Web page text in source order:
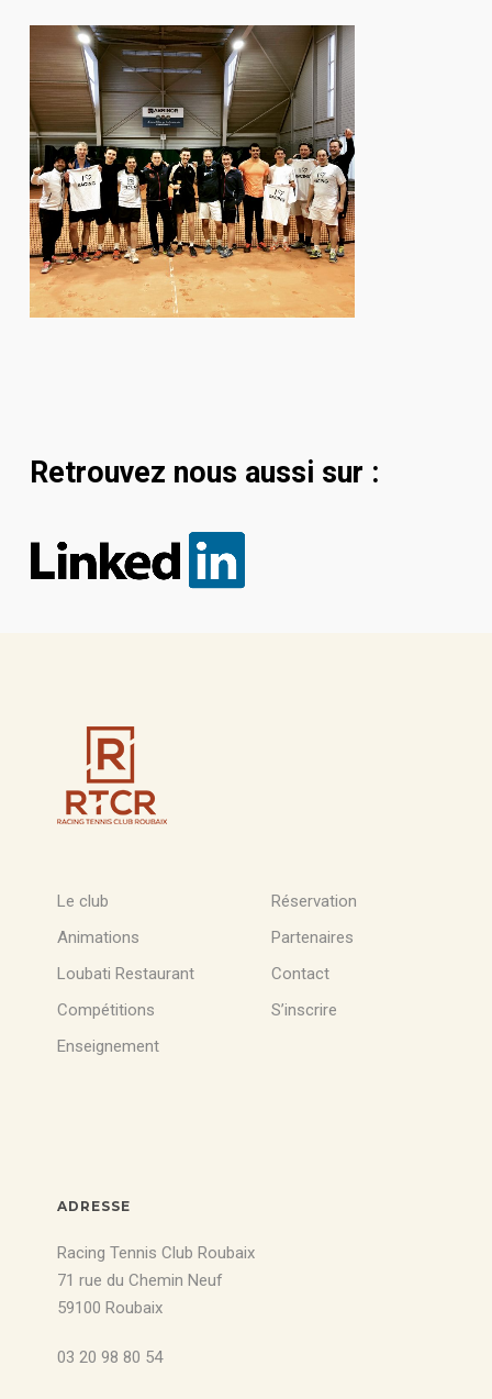
Retrouvez nous aussi sur :
Le club
Animations
Loubati Restaurant
Compétitions
Enseignement
Réservation
Partenaires
Contact
S’inscrire
ADRESSE
Racing Tennis Club Roubaix
71 rue du Chemin Neuf
59100 Roubaix
03 20 98 80 54